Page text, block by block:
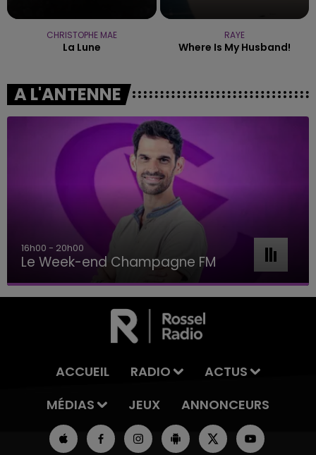
CHRISTOPHE MAE
La Lune
RAYE
Where Is My Husband!
A L'ANTENNE
16h00 - 20h00
Le Week-end Champagne FM
ACCUEIL RADIO
ACTUS
MÉDIAS
JEUX ANNONCEURS